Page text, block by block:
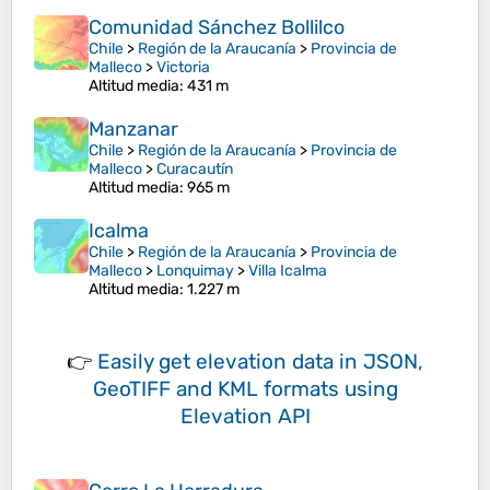
Comunidad Sánchez Bollilco
Chile > Región de la Araucanía > Provincia de
Malleco >Victoria
Altitud media: 431 m
Manzanar
Chile > Región de la Araucanía > Provincia de
Malleco >Curacautín
Altitud media: 965 m
Icalma
Chile > Región de la Araucanía > Provincia de
Malleco > Lonquimay >Villa Icalma
Altitud media: 1.227 m
👉 Easily get elevation data in JSON,
GeoTIFF and KML formats using
Elevation API